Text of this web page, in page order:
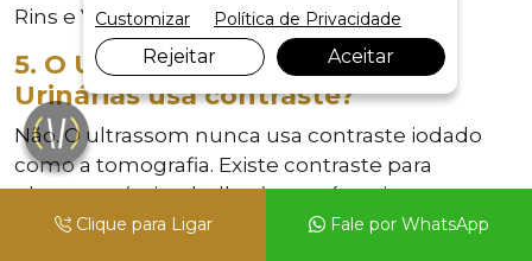
Rins e Vias Urinárias.
5. O Ultrassom de Rins e Vias
Urinárias usa contraste?
Não. O ultrassom nunca usa contraste iodado
como a tomografia. Existe contraste para
ultrassom (microbolhas), mas é muito raro ser
usado em rotina de Ultrassom de Rins e Vias
Clique para Ligar Fale por WhatsApp
Customizar
Política de Privacidade
Rejeitar Aceitar